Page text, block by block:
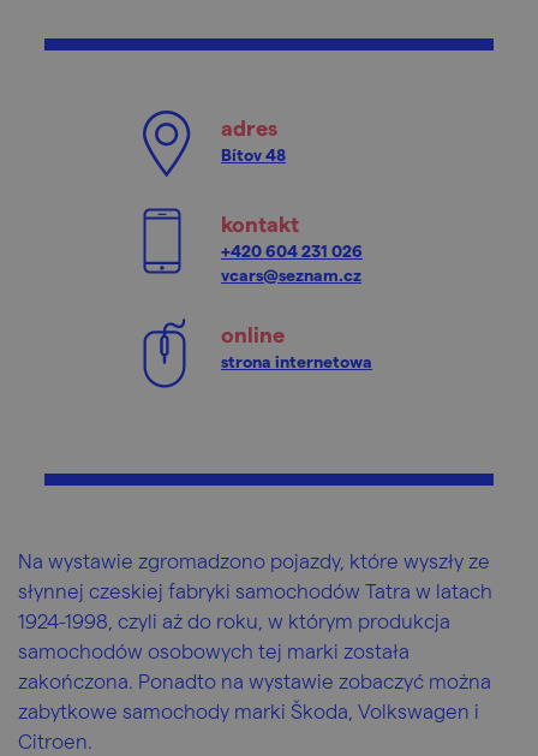
adres
Bítov 48
kontakt
+420 604 231 026
vcars@seznam.cz
online
strona internetowa
Na wystawie zgromadzono pojazdy, które wyszły ze
słynnej czeskiej fabryki samochodów Tatra w latach
1924-1998, czyli aż do roku, w którym produkcja
samochodów osobowych tej marki została
zakończona. Ponadto na wystawie zobaczyć można
zabytkowe samochody marki Škoda, Volkswagen i
Citroen.